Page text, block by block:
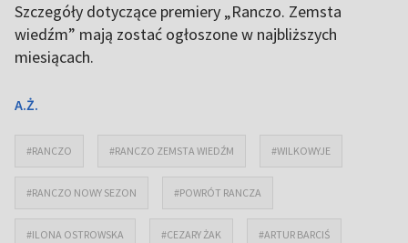
Szczegóły dotyczące premiery „Ranczo. Zemsta
wiedźm” mają zostać ogłoszone w najbliższych
miesiącach.
A.Ż.
#RANCZO #RANCZO ZEMSTA WIEDŹM #WILKOWYJE
#RANCZO NOWY SEZON #POWRÓT RANCZA
#ILONA OSTROWSKA #CEZARY ŻAK #ARTUR BARCIŚ